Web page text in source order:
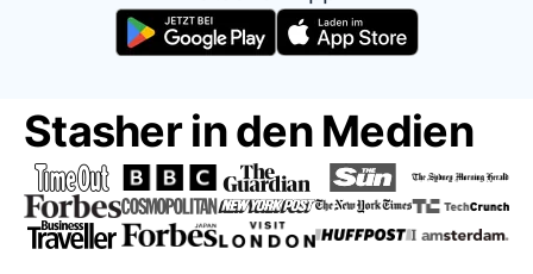
Stasher in den Medien